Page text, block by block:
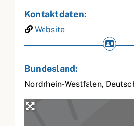
Kontaktdaten:
Website
Bundesland:
Nordrhein-Westfalen,